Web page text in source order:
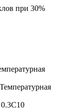
при 30%
0.3С10